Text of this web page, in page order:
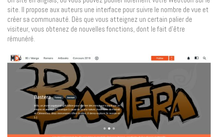
site. Il propose aux auteurs une interface pour suivre le nombre de vue et
créer sa communauté. Dès que vous atteignez un certain palier de
visiteur, vous obtenez de nouvelles fonctions, dont le fait d’être
rémunéré.